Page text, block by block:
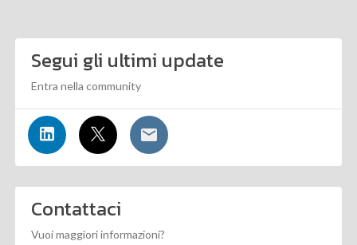
Segui gli ultimi update
Entra nella community
Contattaci
Vuoi maggiori informazioni?